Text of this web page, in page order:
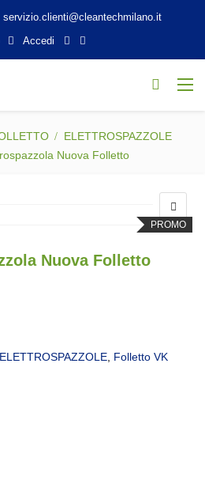
servizio.clienti@cleantechmilano.it
Accedi
ELETTROSPAZZOLE
Nuova Folletto
PROMO
Nuova Folletto
originale era:
prezzo attuale è:
ELETTROSPAZZOLE, Folletto VK